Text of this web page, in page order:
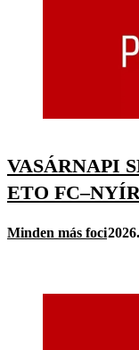
VASÁRNAPI
ETO
Minden más foci